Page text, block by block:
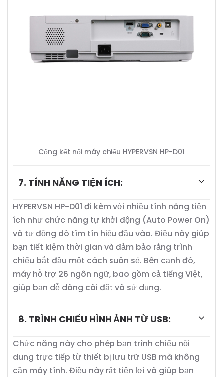
Cổng kết nối máy chiếu HYPERVSN HP-D01
7. TÍNH NĂNG TIỆN ÍCH:
HYPERVSN HP-D01 đi kèm với nhiều tính năng tiện
ích như chức năng tự khởi động (Auto Power On)
và tự động dò tìm tín hiệu đầu vào. Điều này giúp
bạn tiết kiệm thời gian và đảm bảo rằng trình
chiếu bắt đầu một cách suôn sẻ. Bên cạnh đó,
máy hỗ trợ 26 ngôn ngữ, bao gồm cả tiếng Việt,
giúp bạn dễ dàng cài đặt và sử dụng.
8. TRÌNH CHIẾU HÌNH ẢNH TỪ USB:
Chức năng này cho phép bạn trình chiếu nội
dung trực tiếp từ thiết bị lưu trữ USB mà không
cần máy tính. Điều này rất tiện lợi và giúp bạn